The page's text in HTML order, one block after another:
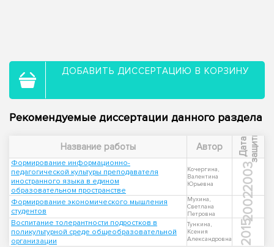
ДОБАВИТЬ ДИССЕРТАЦИЮ В КОРЗИНУ
Рекомендуемые диссертации данного раздела
Название работы Автор Д
а
т
а
з
а
щ
и
т ы
Формирование информационно-
педагогической культуры преподавателя
иностранного языка в едином
образовательном пространстве
Кочергина,
Валентина
Юрьевна
2003
Формирование экономического мышления
студентов
Мухина,
Светлана
Петровна
2002
Воспитание толерантности подростков в
поликультурной среде общеобразовательной
организации
Тункина,
Ксения
Александровна
2015